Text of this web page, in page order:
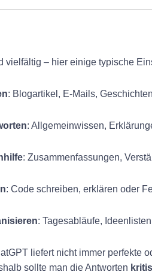
vielfältig – hier einige typische
: Blogartikel, E-Mails,
: Allgemeinwissen,
: Zusammenfassungen,
: Code schreiben, erklären oder
: Tagesabläufe,
liefert nicht immer perfekte
sollte man die Antworten